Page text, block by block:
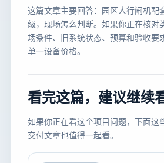
这篇文章主要回答：园区人行闸机配
级，现场怎么判断。如果你正在核对
场条件、旧系统状态、预算和验收要
单一设备价格。
看完这篇，建议继续
如果你正在看这个项目问题，下面这
交付文章也值得一起看。